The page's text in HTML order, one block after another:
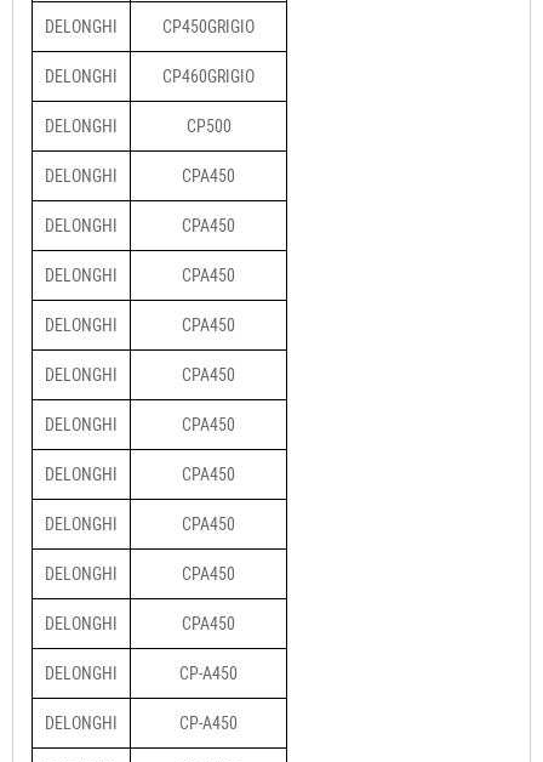
DELONGHI CP450GRIGIO
DELONGHI CP460GRIGIO
DELONGHI CP500
DELONGHI CPA450
DELONGHI CPA450
DELONGHI CPA450
DELONGHI CPA450
DELONGHI CPA450
DELONGHI CPA450
DELONGHI CPA450
DELONGHI CPA450
DELONGHI CPA450
DELONGHI CPA450
DELONGHI CP-A450
DELONGHI CP-A450